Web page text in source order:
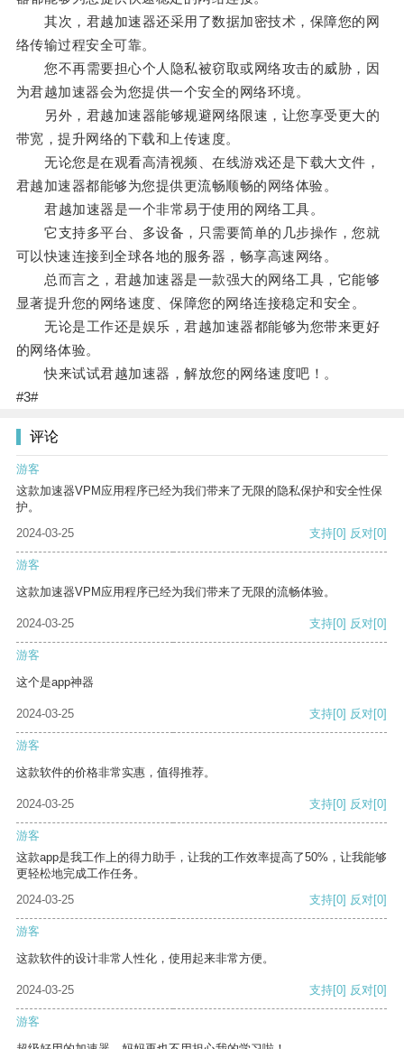
其次，君越加速器还采用了数据加密技术，保障您的网
络传输过程安全可靠。
您不再需要担心个人隐私被窃取或网络攻击的威胁，因
为君越加速器会为您提供一个安全的网络环境。
另外，君越加速器能够规避网络限速，让您享受更大的
带宽，提升网络的下载和上传速度。
无论您是在观看高清视频、在线游戏还是下载大文件，
君越加速器都能够为您提供更流畅顺畅的网络体验。
君越加速器是一个非常易于使用的网络工具。
它支持多平台、多设备，只需要简单的几步操作，您就
可以快速连接到全球各地的服务器，畅享高速网络。
总而言之，君越加速器是一款强大的网络工具，它能够
显著提升您的网络速度、保障您的网络连接稳定和安全。
无论是工作还是娱乐，君越加速器都能够为您带来更好
的网络体验。
快来试试君越加速器，解放您的网络速度吧！。
#3#
评论
游客
这款加速器VPM应用程序已经为我们带来了无限的隐私保护和安全性保
护。
2024-03-25
支持[0] 反对[0]
游客
这款加速器VPM应用程序已经为我们带来了无限的流畅体验。
2024-03-25 支持[0] 反对[0]
游客
这个是app神器
2024-03-25 支持[0] 反对[0]
游客
这款软件的价格非常实惠，值得推荐。
2024-03-25 支持[0] 反对[0]
游客
这款app是我工作上的得力助手，让我的工作效率提高了50%，让我能够
更轻松地完成工作任务。
2024-03-25
支持[0] 反对[0]
游客
这款软件的设计非常人性化，使用起来非常方便。
2024-03-25 支持[0] 反对[0]
游客